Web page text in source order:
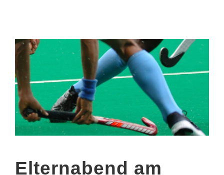
Elternabend am